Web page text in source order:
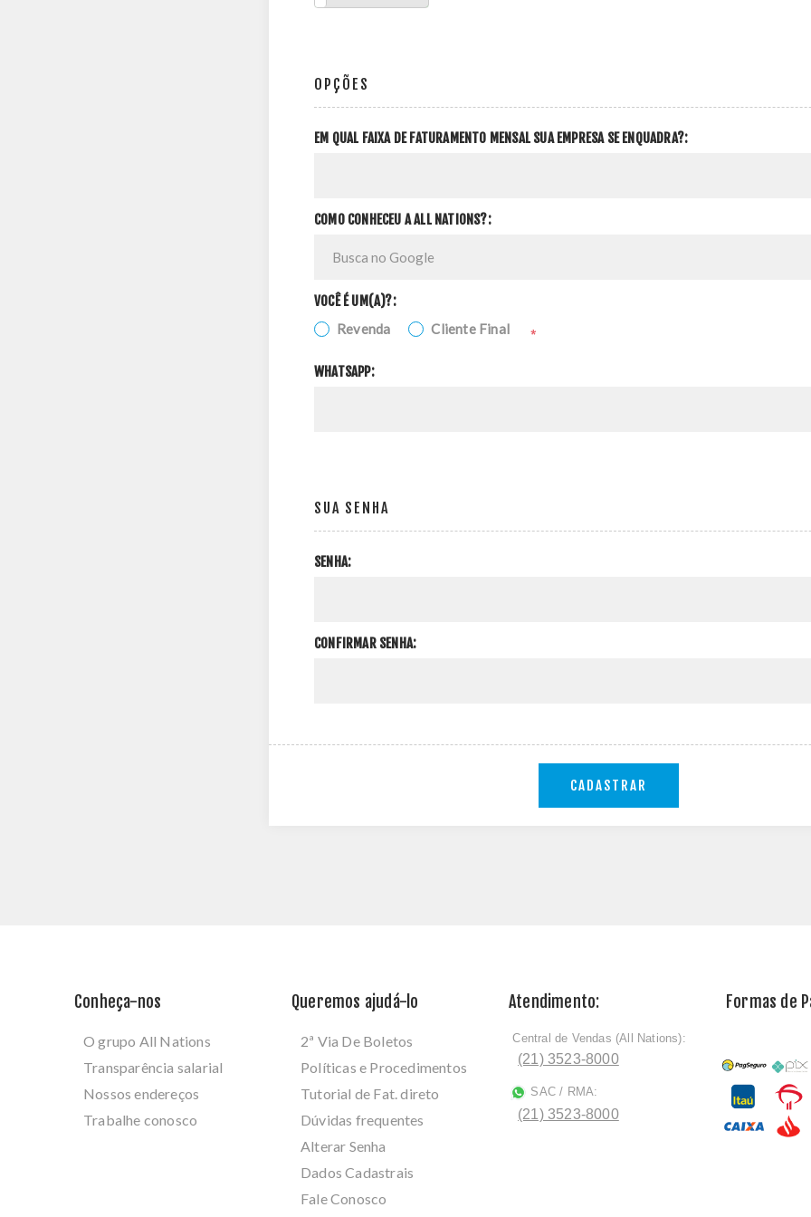
OPÇÕES
EM QUAL FAIXA DE FATURAMENTO MENSAL SUA EMPRESA SE ENQUADRA?:
COMO CONHECEU A ALL NATIONS?:
VOCÊ É UM(A)?:
Revenda Cliente Final *
WHATSAPP:
SUA SENHA
SENHA:
CONFIRMAR SENHA:
CADASTRAR
Conheça-nos
O grupo All Nations
Transparência salarial
Nossos endereços
Trabalhe conosco
Queremos ajudá-lo
2ª Via De Boletos
Políticas e Procedimentos
Tutorial de Fat. direto
Dúvidas frequentes
Alterar Senha
Dados Cadastrais
Fale Conosco
Atendimento:
ﾠCentral de Vendas (All Nations):
(21) 3523-8000
SAC / RMA:
(21) 3523-8000
Formas de